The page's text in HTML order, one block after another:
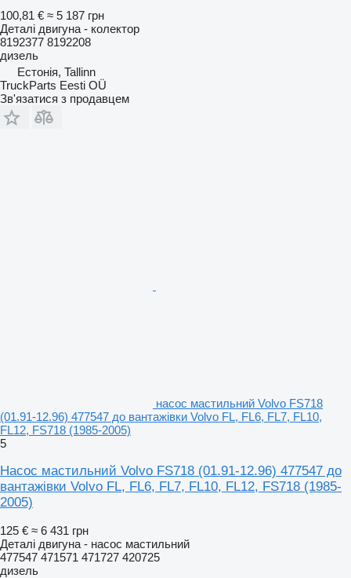
100,81 € ≈ 5 187 грн
Деталі двигуна - колектор
8192377 8192208
дизель
Естонія, Tallinn
TruckParts Eesti OÜ
Зв'язатися з продавцем
насос мастильний Volvo FS718
(01.91-12.96) 477547 до вантажівки Volvo FL, FL6, FL7, FL10,
FL12, FS718 (1985-2005)
5
Насос мастильний Volvo FS718 (01.91-12.96) 477547 до
вантажівки Volvo FL, FL6, FL7, FL10, FL12, FS718 (1985-
2005)
125 € ≈ 6 431 грн
Деталі двигуна - насос мастильний
477547 471571 471727 420725
дизель